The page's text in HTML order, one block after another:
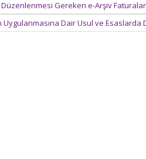
Düzenlenmesi Gereken e-Arşiv
Uygulanmasına Dair Usul ve